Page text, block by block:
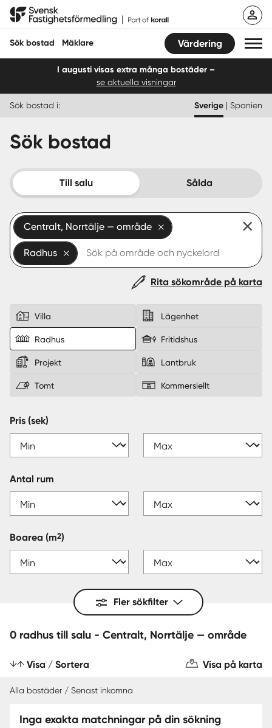
Hoppa
Svensk Fastighetsförmedling
Sök bostad Mäklare Värdering
Sälja
Köpa
Start
Logga in
I augusti visas extra många bostäder –
se aktuella visningar
Sök bostad i: Sverige | Spanien
Sök bostad
Till salu Sålda
Centralt, Norrtälje — område
Radhus
Rita sökområde på karta
Villa Lägenhet
Radhus Fritidshus
Projekt Lantbruk
Tomt Kommersiellt
Pris (sek)
Antal rum
Boarea (m2)
Fler sökfilter
0 radhus till salu - Centralt, Norrtälje — område
Visa / Sortera Visa på karta
Alla bostäder / Senast inkomna
Inga exakta matchningar på din sökning